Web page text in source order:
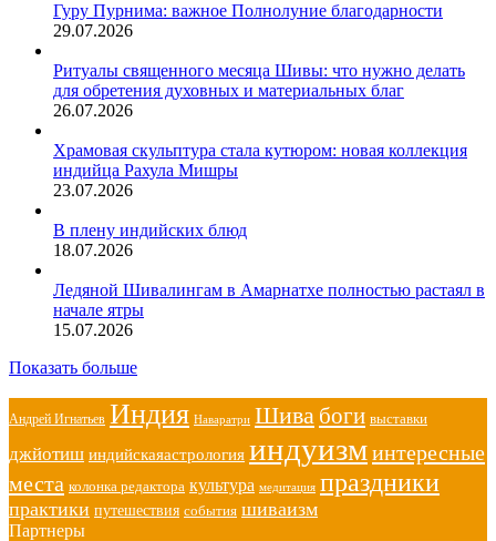
Гуру Пурнима: важное Полнолуние благодарности
29.07.2026
Ритуалы священного месяца Шивы: что нужно делать
для обретения духовных и материальных благ
26.07.2026
Храмовая скульптура стала кутюром: новая коллекция
индийца Рахула Мишры
23.07.2026
В плену индийских блюд
18.07.2026
Ледяной Шивалингам в Амарнатхе полностью растаял в
начале ятры
15.07.2026
Показать больше
Андрей Игнатьев Индия Наваратри Шива боги выставки
джйотиш индийскаяастрология индуизминтересные
места колонка редактора культура медитация праздники
практики путешествия события шиваизм
Партнеры